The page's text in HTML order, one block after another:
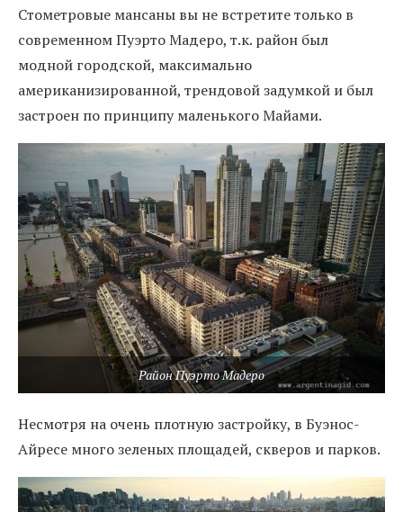
Стометровые мансаны вы не встретите только в
современном Пуэрто Мадеро, т.к. район был
модной городской, максимально
американизированной, трендовой задумкой и был
застроен по принципу маленького Майами.
Район Пуэрто Мадеро
Несмотря на очень плотную застройку, в Буэнос-
Айресе много зеленых площадей, скверов и парков.